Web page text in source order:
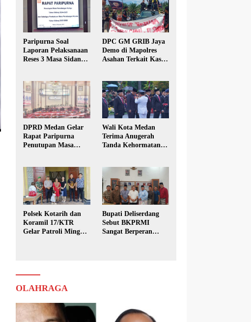
Paripurna Soal
Laporan Pelaksanaan
Reses 3 Masa Sidang
DPC GM GRIB Jaya
Demo di Mapolres
Asahan Terkait Kasus
DPRD Medan Gelar
Rapat Paripurna
Penutupan Masa
Wali Kota Medan
Terima Anugerah
Tanda Kehormatan
Polsek Kotarih dan
Koramil 17/KTR
Gelar Patroli Minggu
Bupati Deliserdang
Sebut BKPRMI
Sangat Berperan
OLAHRAGA